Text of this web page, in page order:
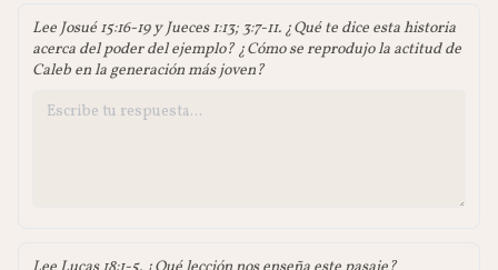
Lee Josué 15:16-19 y Jueces 1:13; 3:7-11. ¿Qué te dice esta historia
acerca del poder del ejemplo? ¿Cómo se reprodujo la actitud de
Caleb en la generación más joven?